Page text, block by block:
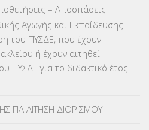
ΓΛΩΣΣΟΜΑΘΕΙΑΣ
ΠΛΗΡΟΦΟΡΙΚΗΣ(12)
– Αποσπάσεις
Αγωγής και Εκπαίδευσης
του ΠΥΣΔΕ, που έχουν
ή έχουν αιτηθεί
ΠΥΣΔΕ για το διδακτικό έτος
ΓΙΑ ΑΙΤΗΣΗ ΔΙΟΡΙΣΜΟΥ